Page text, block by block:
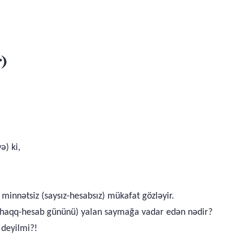
ki,
(saysız-hesabsız) mükafat gözləyir.
hesab gününü) yalan saymağa vadar edən nədir?